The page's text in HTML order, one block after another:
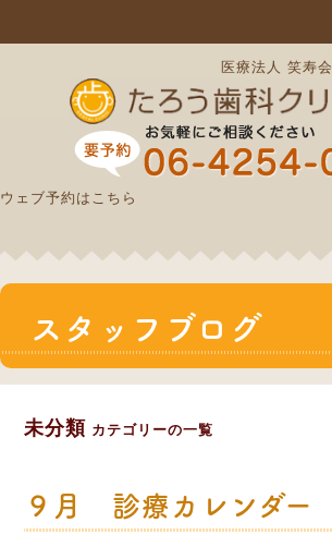
医療法人 笑寿会
ウェブ予約はこちら
スタッフブログ
未分類 カテゴリーの一覧
９月 診療カレンダー